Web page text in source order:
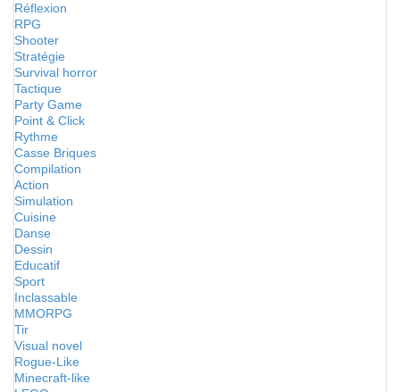
Réflexion
RPG
Shooter
Stratégie
Survival horror
Tactique
Party Game
Point & Click
Rythme
Casse Briques
Compilation
Action
Simulation
Cuisine
Danse
Dessin
Educatif
Sport
Inclassable
MMORPG
Tir
Visual novel
Rogue-Like
Minecraft-like